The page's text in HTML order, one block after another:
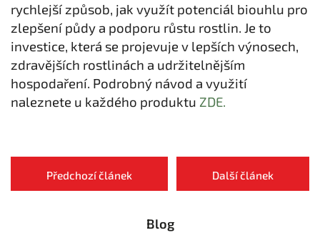
rychlejší způsob, jak využít potenciál biouhlu pro
zlepšení půdy a podporu růstu rostlin. Je to
investice, která se projevuje v lepších výnosech,
zdravějších rostlinách a udržitelnějším
hospodaření. Podrobný návod a využití
naleznete u každého produktu ZDE.
Předchozí článek Další článek
Blog